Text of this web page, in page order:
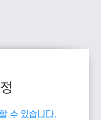
수 있습니다.